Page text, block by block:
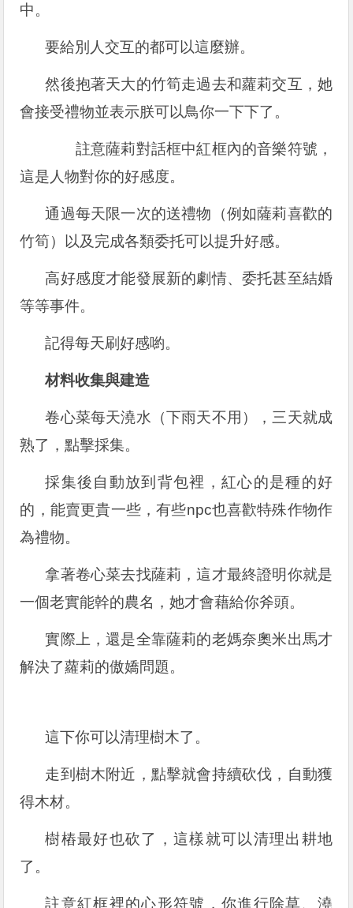
中。
要給別人交互的都可以這麼辦。
然後抱著天大的竹筍走過去和蘿莉交互，她
會接受禮物並表示朕可以鳥你一下下了。
註意薩莉對話框中紅框內的音樂符號，
這是人物對你的好感度。
通過每天限一次的送禮物（例如薩莉喜歡的
竹筍）以及完成各類委托可以提升好感。
高好感度才能發展新的劇情、委托甚至結婚
等等事件。
記得每天刷好感喲。
材料收集與建造
卷心菜每天澆水（下雨天不用），三天就成
熟了，點擊採集。
採集後自動放到背包裡，紅心的是種的好
的，能賣更貴一些，有些npc也喜歡特殊作物作
為禮物。
拿著卷心菜去找薩莉，這才最終證明你就是
一個老實能幹的農名，她才會藉給你斧頭。
實際上，還是全靠薩莉的老媽奈奧米出馬才
解決了蘿莉的傲嬌問題。
這下你可以清理樹木了。
走到樹木附近，點擊就會持續砍伐，自動獲
得木材。
樹樁最好也砍了，這樣就可以清理出耕地
了。
註意紅框裡的心形符號，你進行除草、澆